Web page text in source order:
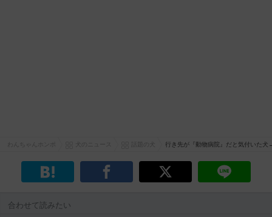
行き先が『動物病院』だと気付いた
合わせて読みたい